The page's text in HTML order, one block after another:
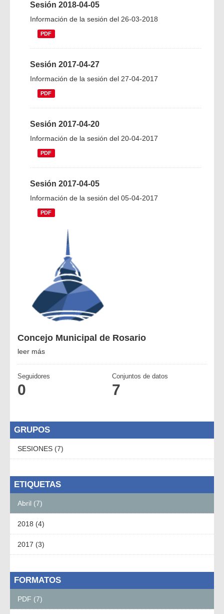
Sesión 2018-04-05
Información de la sesión del 26-03-2018
PDF
Sesión 2017-04-27
Información de la sesión del 27-04-2017
PDF
Sesión 2017-04-20
Información de la sesión del 20-04-2017
PDF
Sesión 2017-04-05
Información de la sesión del 05-04-2017
PDF
Concejo Municipal de Rosario
leer más
Seguidores
0
Conjuntos de datos
7
GRUPOS
SESIONES (7)
ETIQUETAS
Abril (7)
2018 (4)
2017 (3)
FORMATOS
PDF (7)